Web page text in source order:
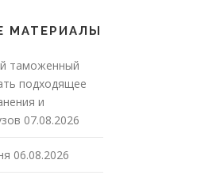
МАТЕРИАЛЫ
таможенный
подходящее
и
07.08.2026
06.08.2026